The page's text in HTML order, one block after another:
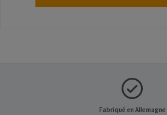
Fabriqué en Allemagne